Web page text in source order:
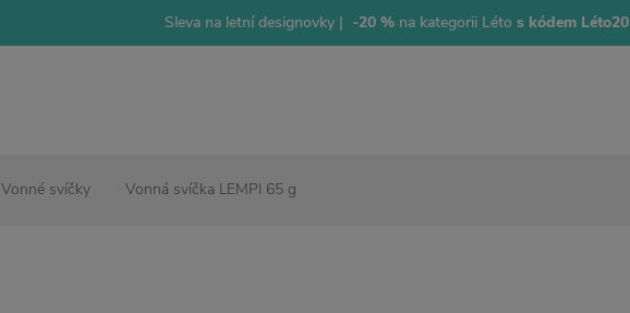
Sleva na letní designovky | -20 %na kategorii Létos kódem Léto20
Vonné svíčky Vonná svíčka LEMPI 65 g